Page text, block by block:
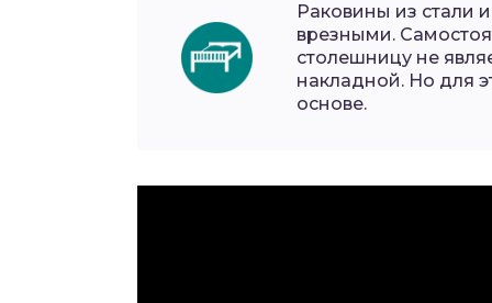
Раковины из стали
врезными.
столешницу не
накладной. Но для
основе.